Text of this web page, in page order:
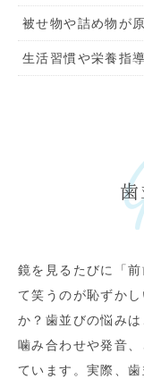
被せ物や詰め物が
生活習慣や栄養指導
鏡を見るたびに「
て笑うのが恥ずか
か？歯並びの悩み
噛み合わせや発音
ています。実際、